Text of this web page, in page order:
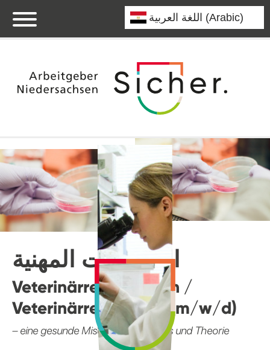
المعلومات المهنية
Veterinärreferendarin /
Veterinärreferendar (m/w/d)
– eine gesunde Mischung aus Praxis und Theorie